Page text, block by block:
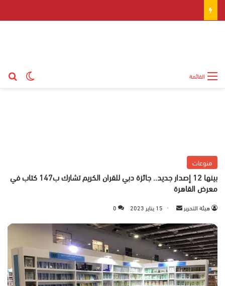
القائمة
منوعات
بينها 12 إصدار جديد.. جائزة دبي للقران الكريم تشارك ب147 كتاب في
معرض القاهرة
هيئة التحرير
س
ل
ب
ر
ي
15 يناير 2023 0